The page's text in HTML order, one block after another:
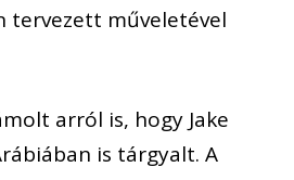
tervezett műveletével
arról is, hogy Jake
is tárgyalt. A